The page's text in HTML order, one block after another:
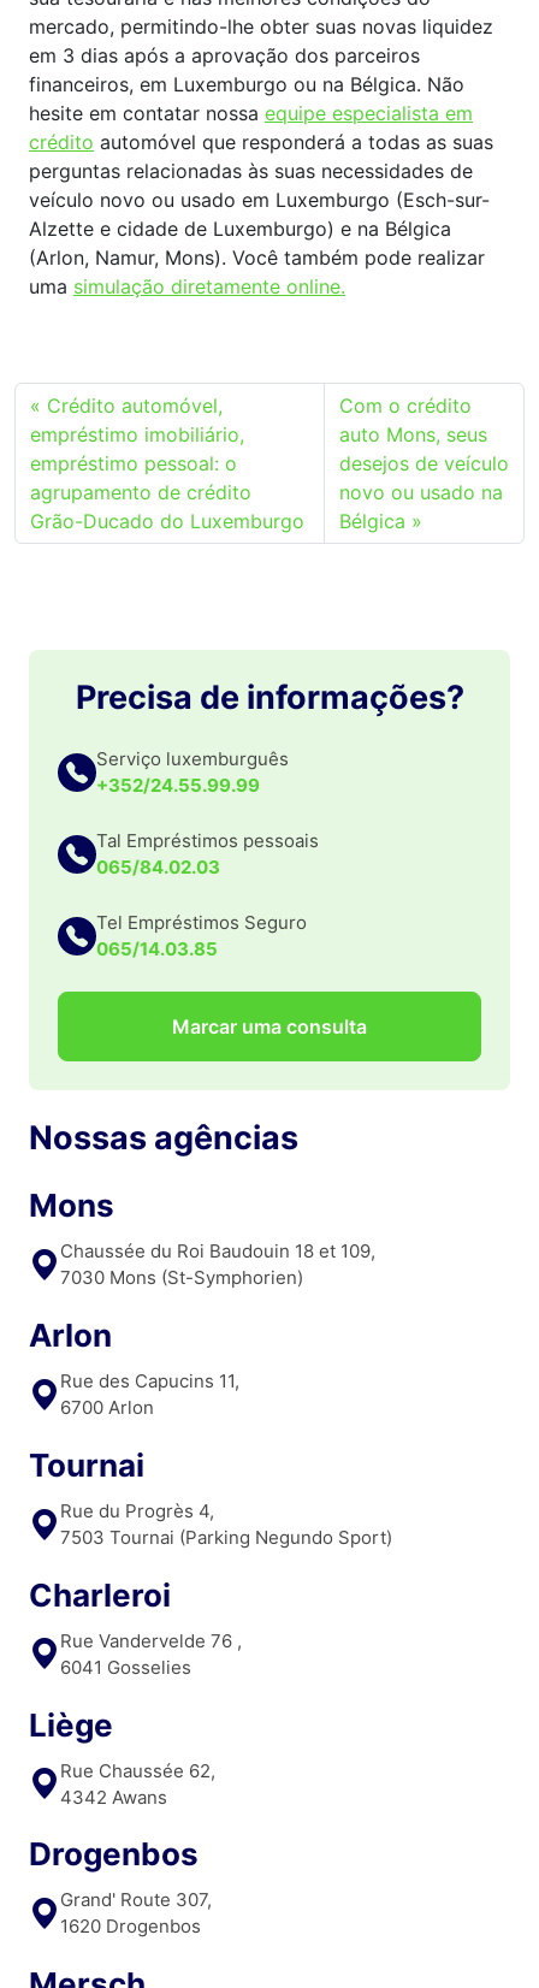
mercado, permitindo-lhe obter suas novas liquidez
em 3 dias após a aprovação dos parceiros
financeiros, em Luxemburgo ou na Bélgica. Não
hesite em contatar nossa equipe especialista em
crédito automóvel que responderá a todas as suas
perguntas relacionadas às suas necessidades de
veículo novo ou usado em Luxemburgo (Esch-sur-
Alzette e cidade de Luxemburgo) e na Bélgica
(Arlon, Namur, Mons). Você também pode realizar
uma simulação diretamente online.
Crédito automóvel,
empréstimo imobiliário,
empréstimo pessoal: o
agrupamento de crédito
Grão-Ducado do Luxemburgo
Com o crédito
auto Mons, seus
desejos de veículo
novo ou usado na
Bélgica
Precisa de informações?
Serviço luxemburguês
+352/24.55.99.99
Tal Empréstimos pessoais
065/84.02.03
Tel Empréstimos Seguro
065/14.03.85
Marcar uma consulta
Nossas agências
Mons
Chaussée du Roi Baudouin 18 et 109,
7030 Mons (St-Symphorien)
Arlon
Rue des Capucins 11,
6700 Arlon
Tournai
Rue du Progrès 4,
7503 Tournai (Parking Negundo Sport)
Charleroi
Rue Vandervelde 76 ,
6041 Gosselies
Liège
Rue Chaussée 62,
4342 Awans
Drogenbos
Grand' Route 307,
1620 Drogenbos